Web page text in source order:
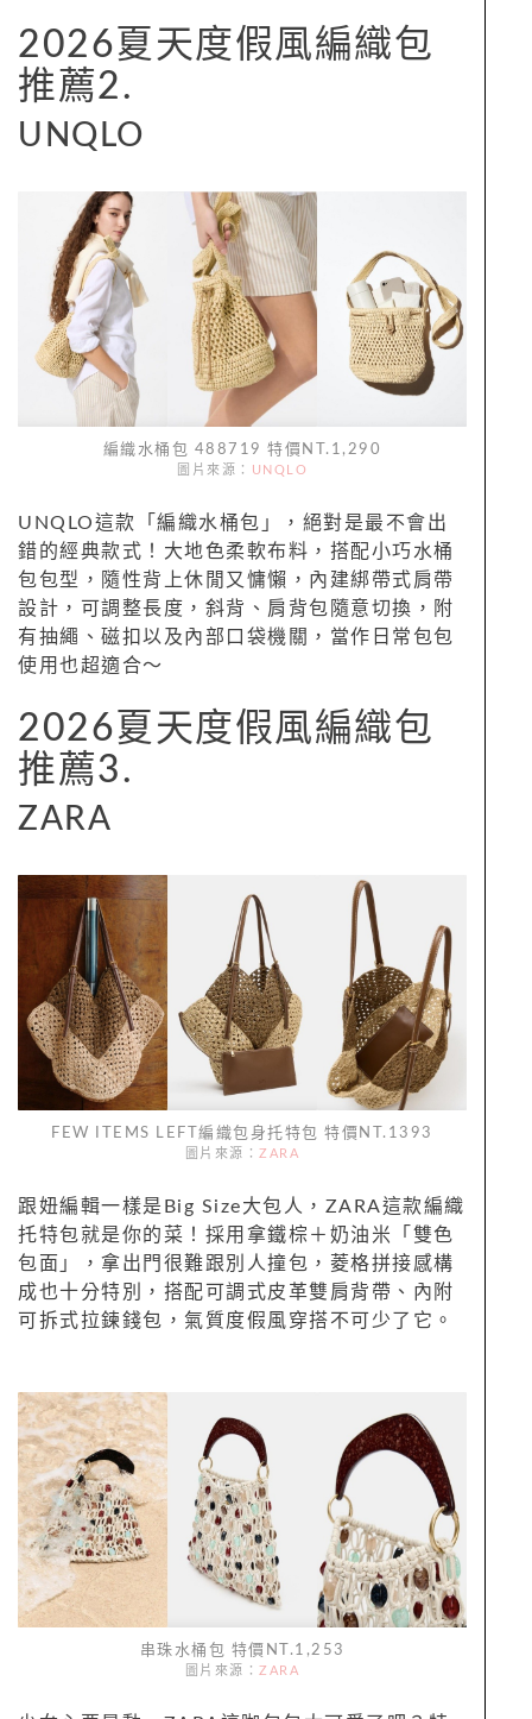
2026夏天度假風編織包
推薦2.
UNQLO
編織水桶包 488719 特價NT.1,290
圖片來源： UNQLO
UNQLO這款「編織水桶包」，絕對是最不會出
錯的經典款式！大地色柔軟布料，搭配小巧水桶
包包型，隨性背上休閒又慵懶，內建綁帶式肩帶
設計，可調整長度，斜背、肩背包隨意切換，附
有抽繩、磁扣以及內部口袋機關，當作日常包包
使用也超適合～
2026夏天度假風編織包
推薦3.
ZARA
FEW ITEMS LEFT編織包身托特包 特價NT.1393
圖片來源：ZARA
跟妞編輯一樣是Big Size大包人，ZARA這款編織
托特包就是你的菜！採用拿鐵棕＋奶油米「雙色
包面」，拿出門很難跟別人撞包，菱格拼接感構
成也十分特別，搭配可調式皮革雙肩背帶、內附
可拆式拉鍊錢包，氣質度假風穿搭不可少了它。
串珠水桶包 特價NT.1,253
圖片來源：ZARA